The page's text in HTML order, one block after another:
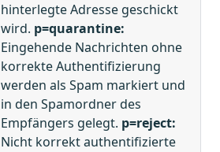
hinterlegte Adresse geschickt
wird. p=quarantine:
Eingehende Nachrichten ohne
korrekte Authentifizierung
werden als Spam markiert und
in den Spamordner des
Empfängers gelegt. p=reject:
Nicht korrekt authentifizierte